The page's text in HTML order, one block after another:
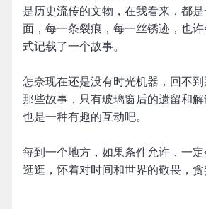
是历史流传的文物，在我看来，都
面，每一条裂痕，每一丝锈迹，也
式记载了一个故事。
怎奈现在还是没有时光机器，回不
那些故事，只有玻璃窗后的遗留和
也是一种有趣的互动吧。
每到一个地方，如果条件允许，一
逛逛，怀着对时间和世界的敬畏，贪